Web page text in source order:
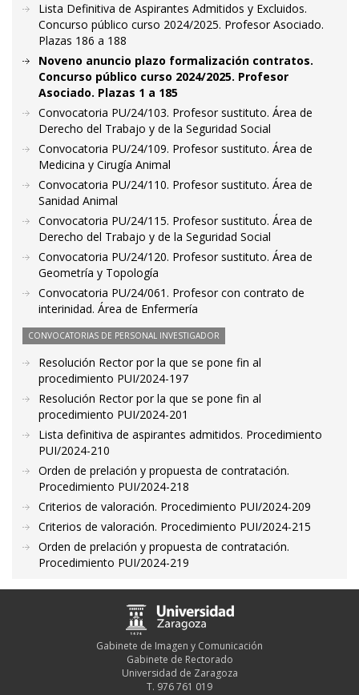
Lista Definitiva de Aspirantes Admitidos y Excluidos.
Concurso público curso 2024/2025. Profesor Asociado.
Plazas 186 a 188
Noveno anuncio plazo formalización contratos.
Concurso público curso 2024/2025. Profesor
Asociado. Plazas 1 a 185
Convocatoria PU/24/103. Profesor sustituto. Área de
Derecho del Trabajo y de la Seguridad Social
Convocatoria PU/24/109. Profesor sustituto. Área de
Medicina y Cirugía Animal
Convocatoria PU/24/110. Profesor sustituto. Área de
Sanidad Animal
Convocatoria PU/24/115. Profesor sustituto. Área de
Derecho del Trabajo y de la Seguridad Social
Convocatoria PU/24/120. Profesor sustituto. Área de
Geometría y Topología
Convocatoria PU/24/061. Profesor con contrato de
interinidad. Área de Enfermería
CONVOCATORIAS DE PERSONAL INVESTIGADOR
Resolución Rector por la que se pone fin al
procedimiento PUI/2024-197
Resolución Rector por la que se pone fin al
procedimiento PUI/2024-201
Lista definitiva de aspirantes admitidos. Procedimiento
PUI/2024-210
Orden de prelación y propuesta de contratación.
Procedimiento PUI/2024-218
Criterios de valoración. Procedimiento PUI/2024-209
Criterios de valoración. Procedimiento PUI/2024-215
Orden de prelación y propuesta de contratación.
Procedimiento PUI/2024-219
Gabinete de Imagen y Comunicación
Gabinete de Rectorado
Universidad de Zaragoza
T. 976 761 019